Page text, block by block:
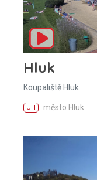
Hluk
Koupaliště Hluk
UH město Hluk